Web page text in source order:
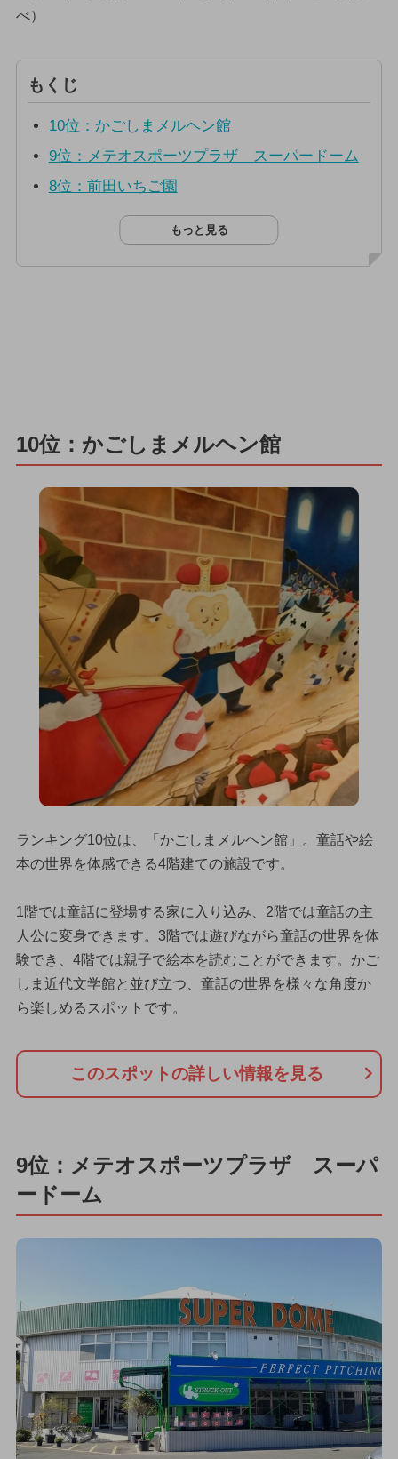
べ）
もくじ
10位：かごしまメルヘン館
9位：メテオスポーツプラザ スーパードーム
8位：前田いちご園
もっと見る
10位：かごしまメルヘン館
ランキング10位は、「かごしまメルヘン館」。童話や絵
本の世界を体感できる4階建ての施設です。
1階では童話に登場する家に入り込み、2階では童話の主
人公に変身できます。3階では遊びながら童話の世界を体
験でき、4階では親子で絵本を読むことができます。かご
しま近代文学館と並び立つ、童話の世界を様々な角度か
ら楽しめるスポットです。
このスポットの詳しい情報を見る
9位：メテオスポーツプラザ スーパ
ードーム